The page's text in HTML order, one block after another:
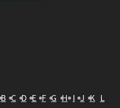
B C D E F G H I J K L